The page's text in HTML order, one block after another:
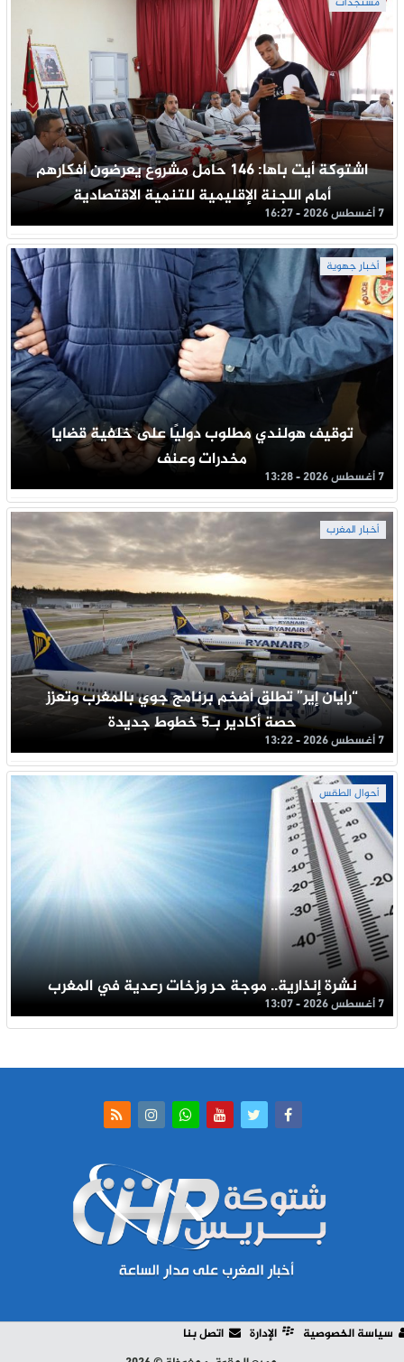
اشتوكة أيت باها: 146 حامل مشروع يعرضون أفكارهم
أمام اللجنة الإقليمية للتنمية الاقتصادية
7 أغسطس 2026 - 16:27
أخبار جهوية
توقيف هولندي مطلوب دوليًا على خلفية قضايا
مخدرات وعنف
7 أغسطس 2026 - 13:28
أخبار المغرب
“رايان إير” تطلق أضخم برنامج جوي بالمغرب وتعزز
حصة أكادير بـ5 خطوط جديدة
7 أغسطس 2026 - 13:22
أحوال الطقس
نشرة إنذارية.. موجة حر وزخات رعدية في المغرب
7 أغسطس 2026 - 13:07
سياسة الخصوصية الإدارة
اتصل بنا